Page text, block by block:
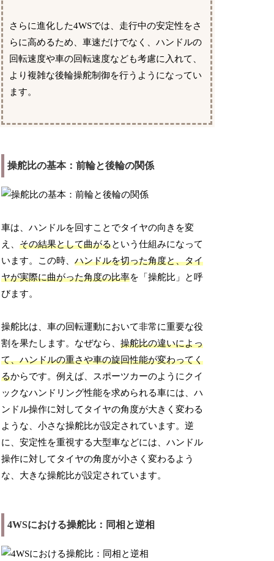
さらに進化した4WSでは、走行中の安定性をさ
らに高めるため、車速だけでなく、ハンドルの
回転速度や車の回転速度なども考慮に入れて、
より複雑な後輪操舵制御を行うようになってい
ます。
操舵比の基本：前輪と後輪の関係
車は、ハンドルを回すことでタイヤの向きを変
え、その結果として曲がるという仕組みになって
います。この時、ハンドルを切った角度と、タイ
ヤが実際に曲がった角度の比率を「操舵比」と呼
びます。
操舵比は、車の回転運動において非常に重要な役
割を果たします。なぜなら、操舵比の違いによっ
て、ハンドルの重さや車の旋回性能が変わってく
るからです。例えば、スポーツカーのようにクイ
ックなハンドリング性能を求められる車には、ハ
ンドル操作に対してタイヤの角度が大きく変わる
ような、小さな操舵比が設定されています。逆
に、安定性を重視する大型車などには、ハンドル
操作に対してタイヤの角度が小さく変わるよう
な、大きな操舵比が設定されています。
4WSにおける操舵比：同相と逆相